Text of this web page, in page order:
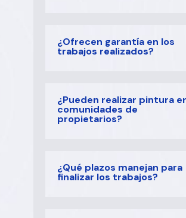
¿Ofrecen garantía en los
trabajos realizados?
¿Pueden realizar pintura
comunidades de
propietarios?
¿Qué plazos manejan para
finalizar los trabajos?